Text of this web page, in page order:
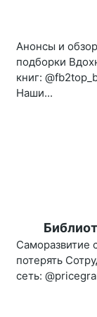
Анонсы и
подборки
книг:
Наши...
Саморазвитие
потерять
сеть: